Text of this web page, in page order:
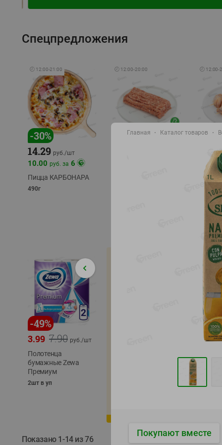
Спецпредложения
🕘 12:00-21:00
-30%
14.29 руб./шт
10.00 руб. за 6
Пицца КАРБОНАРА
490г
🕘 12:00-20:00
13%
🕘 12:00-
-12%
18.99
из
части
-49%
7.90
3.99 руб./шт
Полотенца
бумажные Zewa
Премиум
2шт в уп
-17%
4.99
Показано 1-14 из 76
Главная Каталог товаров
Покупают вместе